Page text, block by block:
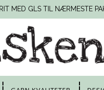
MED GLS TIL NÆRMESTE